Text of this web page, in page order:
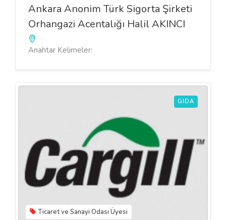
Ankara Anonim Türk Sigorta Şirketi
Orhangazi Acentalığı Halil AKINCI
Anahtar Kelimeler:
GIDA
Ticaret ve Sanayi Odası Üyesi